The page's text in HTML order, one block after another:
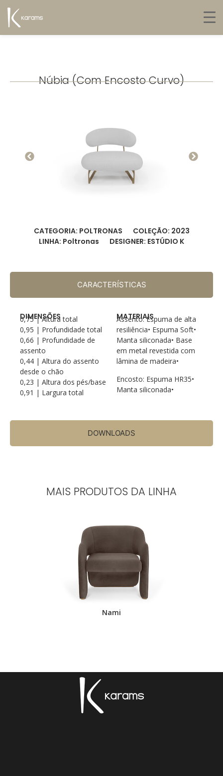
Núbia (Com Encosto Curvo)
CATEGORIA: POLTRONAS
COLEÇÃO: 2023
LINHA: Poltronas
DESIGNER: ESTÚDIO K
CARACTERÍSTICAS
DOWNLOADS
DIMENSÕES
0,75 | Altura total
0,95 | Profundidade total
0,66 | Profundidade de
assento
0,44 | Altura do assento
desde o chão
0,23 | Altura dos pés/base
0,91 | Largura total
MATERIAIS
Assento: Espuma de alta
resiliência• Espuma Soft•
Manta siliconada• Base
em metal revestida com
lâmina de madeira•
Encosto: Espuma HR35•
Manta siliconada•
MAIS PRODUTOS DA LINHA
Nami